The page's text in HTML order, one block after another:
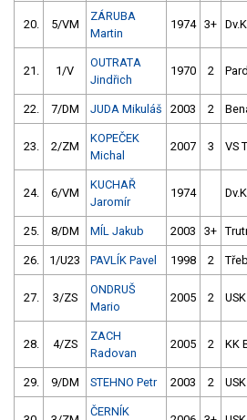
20. 5/VM
ZÁRUBA
Martin
1974 3+
21. 1/V
OUTRATA
Jindřich
1970 2
22. 7/DM JUDA Mikuláš 2003 2
23. 2/ZM
KOPEČEK
Michal
2007 3 VS
24. 6/VM
KUCHAŘ
Jaromír
1974
25. 8/DM MÍL Jakub 2003 3+
26. 1/U23 PAVLÍK Pavel 1998 2
27. 3/ZS
ONDRUŠ
Mario
2005 2
28. 4/ZS
ZACH
Radovan
2005 2 KK
29. 9/DM STEHNO Petr 2003 2
ČERNÍK